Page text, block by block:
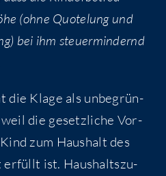
(ohne Quo­telung und
bei ihm steu­er­min­dernd
die Kla­ge als unbe­grün­
die gesetz­li­che Vor­
zum Haus­halt des
erfüllt ist. Haus­halts­zu­